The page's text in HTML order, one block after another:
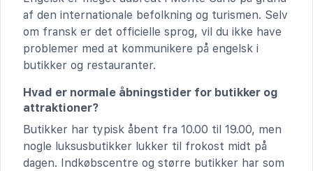
af den internationale befolkning og turismen. Selv
om fransk er det officielle sprog, vil du ikke have
problemer med at kommunikere på engelsk i
butikker og restauranter.
Hvad er normale åbningstider for butikker og
attraktioner?
Butikker har typisk åbent fra 10.00 til 19.00, men
nogle luksusbutikker lukker til frokost midt på
dagen. Indkøbscentre og større butikker har som